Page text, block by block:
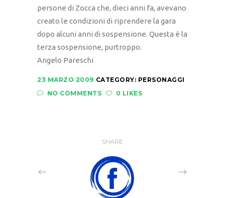
persone di Zocca che, dieci anni fa, avevano
creato le condizioni di riprendere la gara
dopo alcuni anni di sospensione. Questa è la
terza sospensione, purtroppo.
Angelo Pareschi
23 MARZO 2009 CATEGORY: PERSONAGGI
NO COMMENTS
0 LIKES
SHARE